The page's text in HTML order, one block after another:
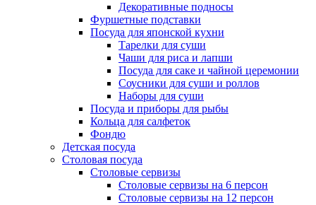
Декоративные подносы
Фуршетные подставки
Посуда для японской кухни
Тарелки для суши
Чаши для риса и лапши
Посуда для саке и чайной церемонии
Соусники для суши и роллов
Наборы для суши
Посуда и приборы для рыбы
Кольца для салфеток
Фондю
Детская посуда
Столовая посуда
Столовые сервизы
Столовые сервизы на 6 персон
Столовые сервизы на 12 персон